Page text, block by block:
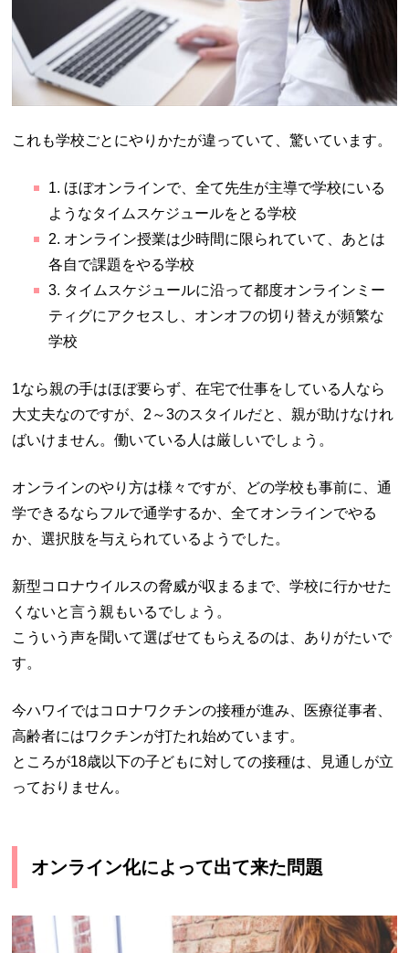
これも学校ごとにやりかたが違っていて、驚いています。
1. ほぼオンラインで、全て先生が主導で学校にいる
ようなタイムスケジュールをとる学校
2. オンライン授業は少時間に限られていて、あとは
各自で課題をやる学校
3. タイムスケジュールに沿って都度オンラインミー
ティグにアクセスし、オンオフの切り替えが頻繁な
学校
1なら親の手はほぼ要らず、在宅で仕事をしている人なら
大丈夫なのですが、2～3のスタイルだと、親が助けなけれ
ばいけません。働いている人は厳しいでしょう。
オンラインのやり方は様々ですが、どの学校も事前に、通
学できるならフルで通学するか、全てオンラインでやる
か、選択肢を与えられているようでした。
新型コロナウイルスの脅威が収まるまで、学校に行かせた
くないと言う親もいるでしょう。
こういう声を聞いて選ばせてもらえるのは、ありがたいで
す。
今ハワイではコロナワクチンの接種が進み、医療従事者、
高齢者にはワクチンが打たれ始めています。
ところが18歳以下の子どもに対しての接種は、見通しが立
っておりません。
オンライン化によって出て来た問題